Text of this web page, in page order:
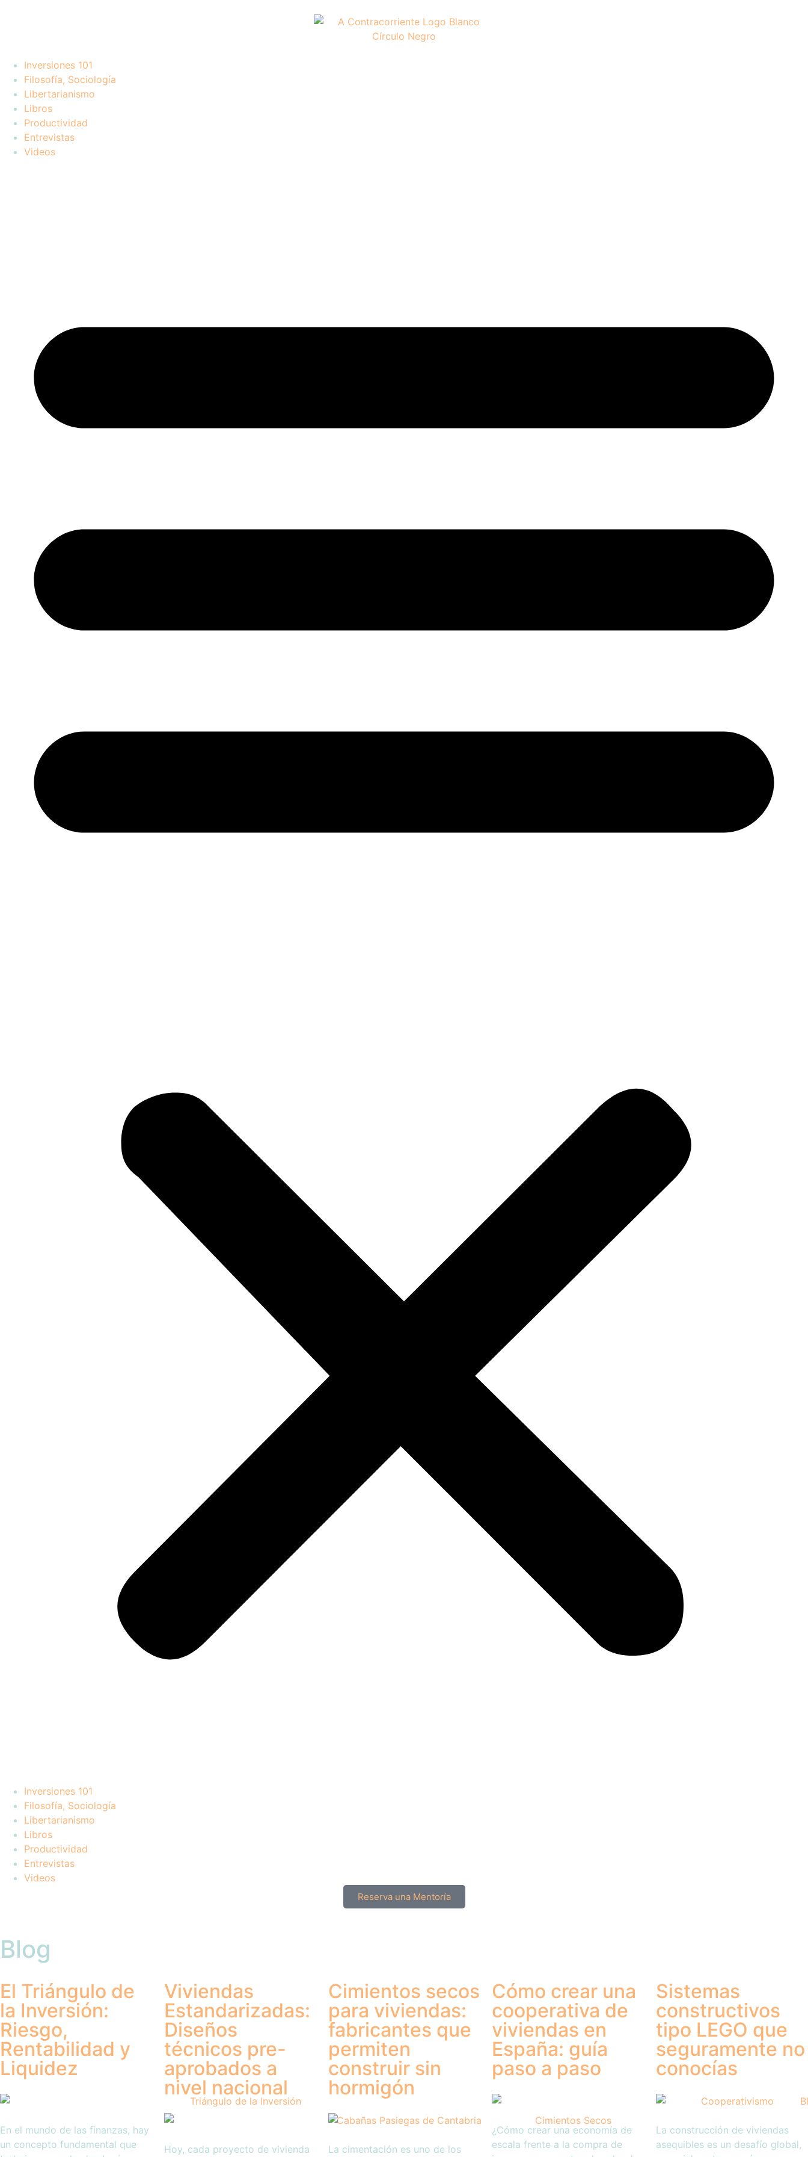
Inversiones 101
Filosofía, Sociología
Libertarianismo
Libros
Productividad
Entrevistas
Videos
Inversiones 101
Filosofía, Sociología
Libertarianismo
Libros
Productividad
Entrevistas
Videos
Reserva una Mentoría
Blog
El Triángulo de
la Inversión:
Riesgo,
Rentabilidad y
Liquidez
En el mundo de las finanzas, hay
un concepto fundamental que
Viviendas
Estandarizadas:
Diseños
técnicos pre-
aprobados a
nivel nacional
Hoy, cada proyecto de vivienda
Cimientos secos
para viviendas:
fabricantes que
permiten
construir sin
hormigón
La cimentación es uno de los
Cómo crear una
cooperativa de
viviendas en
España: guía
paso a paso
¿Cómo crear una economía de
escala frente a la compra de
Sistemas
constructivos
tipo LEGO que
seguramente no
conocías
La construcción de viviendas
asequibles es un desafío global,